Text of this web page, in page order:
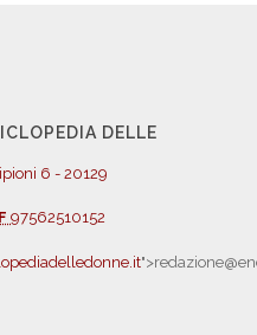
DELLE
6 - 20129
97562510152